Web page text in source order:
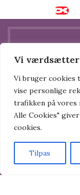
Vi
Vi bruger cookies
vise personlige
trafikken på vores
Alle Cookies"
cookies.
Tilpas
Vi flytter til
5260
Vi er i gang
Fra 1.